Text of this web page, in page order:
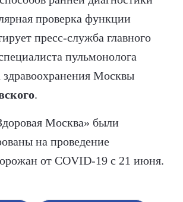
проверка функции
пресс-служба главного
пульмонолога
здравоохранения Москвы
.
Москва» были
на проведение
от COVID-19 с 21 июня.